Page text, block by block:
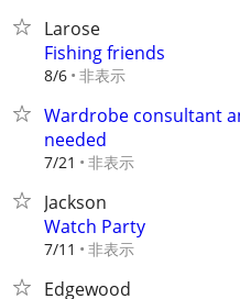
Larose
Fishing friends
8/6 非表示
Wardrobe consultant
needed
7/21 非表示
Jackson
Watch Party
7/11 非表示
Edgewood